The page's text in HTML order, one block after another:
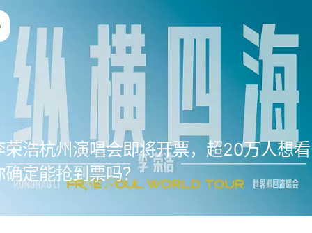
荣浩杭州演唱会即将开票，超20万人想看
确定能抢到票吗？